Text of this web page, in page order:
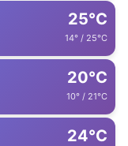
25°C
14° / 25°C
20°C
10° / 21°C
24°C